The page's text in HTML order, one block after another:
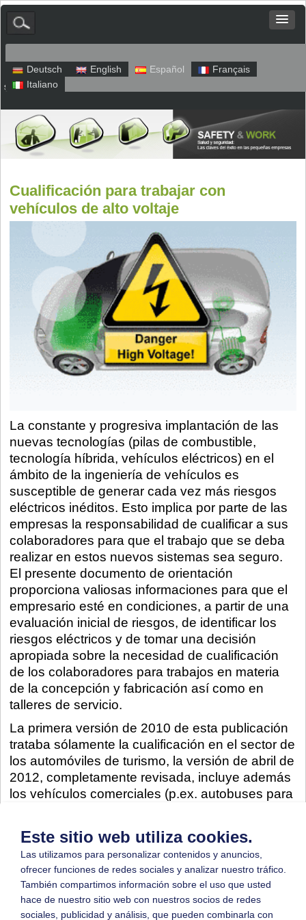
Deutsch English Español
Français
Italiano
sitio web Aviso legal
Cualificación para trabajar con
vehículos de alto voltaje
La constante y progresiva implantación de las
nuevas tecnologías (pilas de combustible,
tecnología híbrida, vehículos eléctricos) en el
ámbito de la ingeniería de vehículos es
susceptible de generar cada vez más riesgos
eléctricos inéditos. Esto implica por parte de las
empresas la responsabilidad de cualificar a sus
colaboradores para que el trabajo que se deba
realizar en estos nuevos sistemas sea seguro.
El presente documento de orientación
proporciona valiosas informaciones para que el
empresario esté en condiciones, a partir de una
evaluación inicial de riesgos, de identificar los
riesgos eléctricos y de tomar una decisión
apropiada sobre la necesidad de cualificación
de los colaboradores para trabajos en materia
de la concepción y fabricación así como en
talleres de servicio.
La primera versión de 2010 de esta publicación
trataba sólamente la cualificación en el sector de
los automóviles de turismo, la versión de abril de
2012, completamente revisada, incluye además
los vehículos comerciales (p.ex. autobuses para
Descripción
Fichero
Cualificación para
trabajar con vehículos
de alto voltaje (versione
inglese)
Descarga(551 KB)
Este sitio web utiliza cookies.
Las utilizamos para personalizar contenidos y anuncios,
ofrecer funciones de redes sociales y analizar nuestro tráfico.
También compartimos información sobre el uso que usted
hace de nuestro sitio web con nuestros socios de redes
sociales, publicidad y análisis, que pueden combinarla con